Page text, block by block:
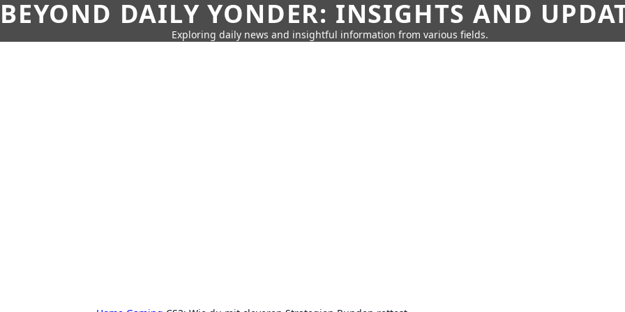
BEYOND DAILY YONDER: INSIGHTS AND
Exploring daily news and insightful information from various fields.